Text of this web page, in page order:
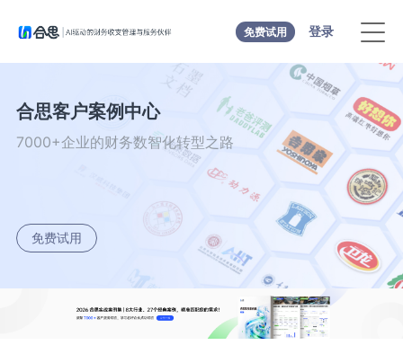
免费试用 登录
合思客户案例中心
7000+企业的财务数智化转型之路
免费试用